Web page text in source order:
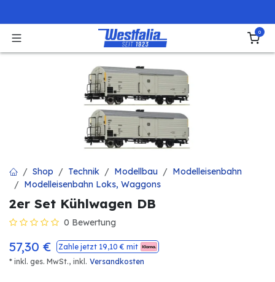
0
Shop Technik Modellbau
Modelleisenbahn
Modelleisenbahn Loks, Waggons
2er Set Kühlwagen DB
0 Bewertung
57,30 € Zahle jetzt 19,10 € mit
* inkl. ges. MwSt., inkl. Versandkosten